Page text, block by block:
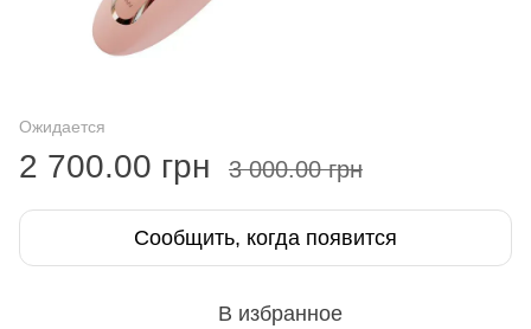
Ожидается
2 700.00 грн 3 000.00 грн
Сообщить, когда появится
В избранное